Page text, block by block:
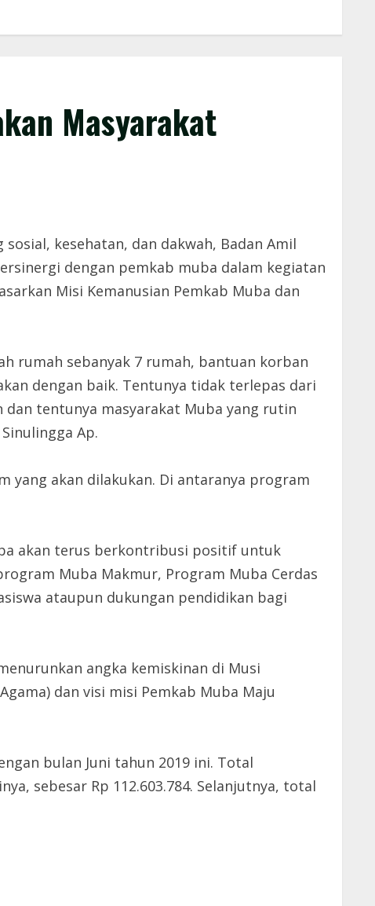
Masyarakat
kesehatan, dan dakwah, Badan Amil
dengan pemkab muba dalam kegiatan
Misi Kemanusian Pemkab Muba dan
rumah sebanyak 7 rumah, bantuan korban
dengan baik. Tentunya tidak terlepas dari
dan tentunya masyarakat Muba yang rutin
Ap.
yang akan dilakukan. Di antaranya program
akan terus berkontribusi positif untuk
Muba Makmur, Program Muba Cerdas
ataupun dukungan pendidikan bagi
angka kemiskinan di Musi
dan visi misi Pemkab Muba Maju
bulan Juni tahun 2019 ini. Total
sebesar Rp 112.603.784. Selanjutnya, total